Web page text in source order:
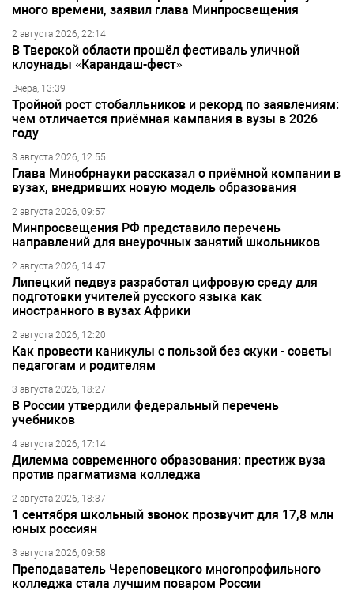
много времени, заявил глава Минпросвещения
2 августа 2026, 22:14
В Тверской области прошёл фестиваль уличной
клоунады «Карандаш-фест»
Вчера, 13:39
Тройной рост стобалльников и рекорд по заявлениям:
чем отличается приёмная кампания в вузы в 2026
году
3 августа 2026, 12:55
Глава Минобрнауки рассказал о приёмной компании в
вузах, внедривших новую модель образования
2 августа 2026, 09:57
Минпросвещения РФ представило перечень
направлений для внеурочных занятий школьников
2 августа 2026, 14:47
Липецкий педвуз разработал цифровую среду для
подготовки учителей русского языка как
иностранного в вузах Африки
2 августа 2026, 12:20
Как провести каникулы с пользой без скуки - советы
педагогам и родителям
3 августа 2026, 18:27
В России утвердили федеральный перечень
учебников
4 августа 2026, 17:14
Дилемма современного образования: престиж вуза
против прагматизма колледжа
2 августа 2026, 18:37
1 сентября школьный звонок прозвучит для 17,8 млн
юных россиян
3 августа 2026, 09:58
Преподаватель Череповецкого многопрофильного
колледжа стала лучшим поваром России